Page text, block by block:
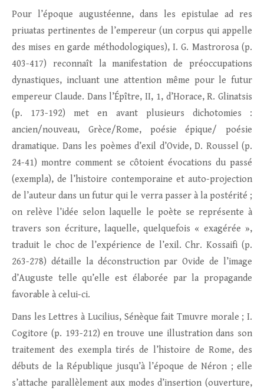
Pour l’époque augustéenne, dans les epistulae ad res
priuatas pertinentes de l’empereur (un corpus qui appelle
des mises en garde méthodologiques), I. G. Mastrorosa (p.
403-417) reconnaît la manifestation de préoccupations
dynastiques, incluant une attention même pour le futur
empereur Claude. Dans l’Épître, II, 1, d’Horace, R. Glinatsis
(p. 173-192) met en avant plusieurs dichotomies :
ancien/nouveau, Grèce/Rome, poésie épique/ poésie
dramatique. Dans les poèmes d’exil d’Ovide, D. Roussel (p.
24-41) montre comment se côtoient évocations du passé
(exempla), de l’histoire contemporaine et auto-projection
de l’auteur dans un futur qui le verra passer à la postérité ;
on relève l’idée selon laquelle le poète se représente à
travers son écriture, laquelle, quelquefois « exagérée »,
traduit le choc de l’expérience de l’exil. Chr. Kossaifi (p.
263-278) détaille la déconstruction par Ovide de l’image
d’Auguste telle qu’elle est élaborée par la propagande
favorable à celui-ci.
Dans les Lettres à Lucilius, Sénèque fait Tmuvre morale ; I.
Cogitore (p. 193-212) en trouve une illustration dans son
traitement des exempla tirés de l’histoire de Rome, des
débuts de la République jusqu’à l’époque de Néron ; elle
s’attache parallèlement aux modes d’insertion (ouverture,